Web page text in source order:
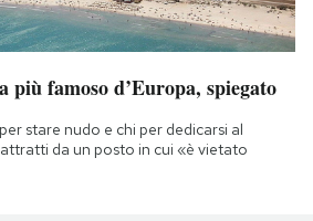
famoso d’Europa, spiegato
stare nudo e chi per dedicarsi al
da un posto in cui «è vietato